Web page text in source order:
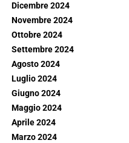
Dicembre 2024
Novembre 2024
Ottobre 2024
Settembre 2024
Agosto 2024
Luglio 2024
Giugno 2024
Maggio 2024
Aprile 2024
Marzo 2024